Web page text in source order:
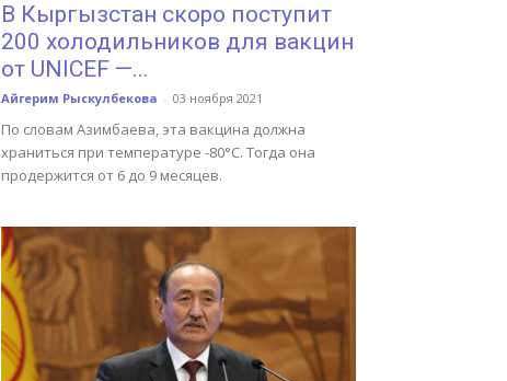
В Кыргызстан скоро поступит
200 холодильников для вакцин
от UNICEF —...
Айгерим Рыскулбекова - 03 ноября 2021
По словам Азимбаева, эта вакцина должна
храниться при температуре -80°C. Тогда она
продержится от 6 до 9 месяцев.